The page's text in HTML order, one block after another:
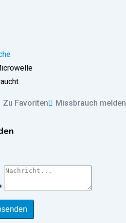
Zu Favoriten Missbrauch melden